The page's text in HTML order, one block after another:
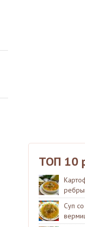
ТОП 10
Суп